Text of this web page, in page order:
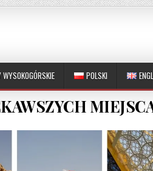
POLSKI